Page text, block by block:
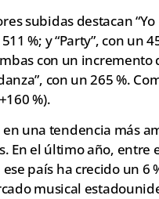
subidas destacan
%; y “Party”, con un
con un
con un 265 %.
%).
una tendencia más
En el último año, entre
país ha crecido un
musical